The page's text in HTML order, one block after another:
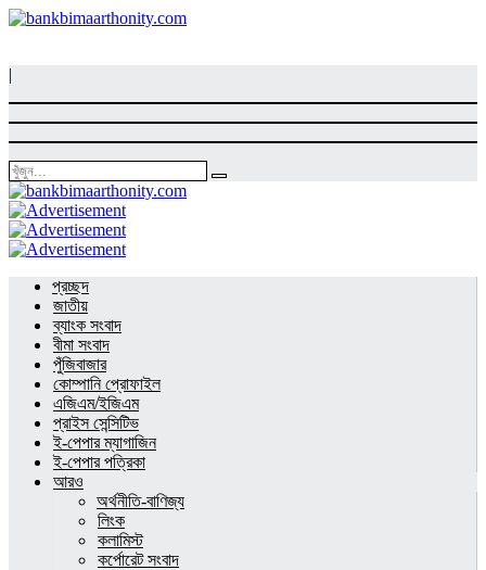
|
প্রচ্ছদ
জাতীয়
ব্যাংক সংবাদ
বীমা সংবাদ
পুঁজিবাজার
কোম্পানি প্রোফাইল
এজিএম/ইজিএম
প্রাইস সেন্সিটিভ
ই-পেপার ম্যাগাজিন
ই-পেপার পত্রিকা
আরও
অর্থনীতি-বাণিজ্য
লিংক
কলামিস্ট
কর্পোরেট সংবাদ